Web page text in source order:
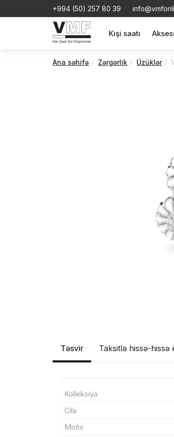
+994 (50) 257 80 39
Kişi saatı
Ana səhifə Zərgərlik Üzüklər
Təsvir Taksitlə hissə-hissə
Kolleksiya
Cila
Motiv